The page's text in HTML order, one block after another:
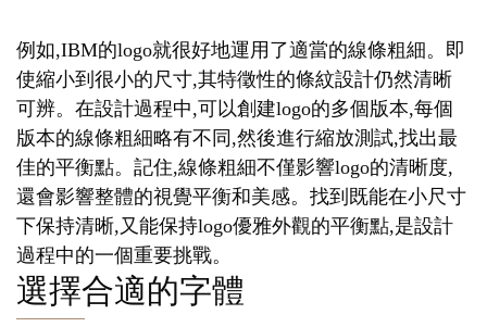
例如,IBM的logo就很好地運用了適當的線條粗細。即
使縮小到很小的尺寸,其特徵性的條紋設計仍然清晰
可辨。在設計過程中,可以創建logo的多個版本,每個
版本的線條粗細略有不同,然後進行縮放測試,找出最
佳的平衡點。記住,線條粗細不僅影響logo的清晰度,
還會影響整體的視覺平衡和美感。找到既能在小尺寸
下保持清晰,又能保持logo優雅外觀的平衡點,是設計
過程中的一個重要挑戰。
選擇合適的字體